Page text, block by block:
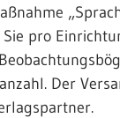
pro
Der
.